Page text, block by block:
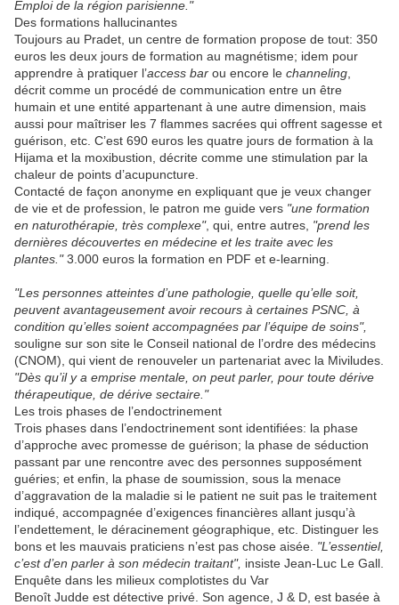
Emploi de la région parisienne."
Des formations hallucinantes
Toujours au Pradet, un centre de formation propose de tout: 350
euros les deux jours de formation au magnétisme; idem pour
apprendre à pratiquer l’access bar ou encore le channeling
décrit comme un procédé de communication entre un être
humain et une entité appartenant à une autre dimension, mais
aussi pour maîtriser les 7 flammes sacrées qui offrent sagesse et
guérison, etc. C’est 690 euros les quatre jours de formation à la
Hijama et la moxibustion, décrite comme une stimulation par la
chaleur de points d’acupuncture.
Contacté de façon anonyme en expliquant que je veux changer
de vie et de profession, le patron me guide vers "une formation
en naturothérapie, très complexe", qui, entre autres, "prend les
dernières découvertes en médecine et les traite avec les
plantes."3.000 euros la formation en PDF et e-learning.
"Les personnes atteintes d’une pathologie, quelle qu’elle soit,
peuvent avantageusement avoir recours à certaines PSNC, à
condition qu’elles soient accompagnées par l’équipe de soins",
souligne sur son site le Conseil national de l’ordre des médecins
(CNOM), qui vient de renouveler un partenariat avec la Miviludes.
"Dès qu’il y a emprise mentale, on peut parler, pour toute dérive
thérapeutique, de dérive sectaire."
Les trois phases de l’endoctrinement
Trois phases dans l’endoctrinement sont identifiées: la phase
d’approche avec promesse de guérison; la phase de séduction
passant par une rencontre avec des personnes supposément
guéries; et enfin, la phase de soumission, sous la menace
d’aggravation de la maladie si le patient ne suit pas le traitement
indiqué, accompagnée d’exigences financières allant jusqu’à
l’endettement, le déracinement géographique, etc. Distinguer les
bons et les mauvais praticiens n’est pas chose aisée. "L’essentiel,
c’est d’en parler à son médecin traitant", insiste Jean-Luc Le Gall.
Enquête dans les milieux complotistes du Var
Benoît Judde est détective privé. Son agence, J & D, est basée à